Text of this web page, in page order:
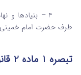
4 – بنیادها و
طرف حضرت امام
‌تبصره ‌1 ماده 2 قانون مالیاتهای مستقیم